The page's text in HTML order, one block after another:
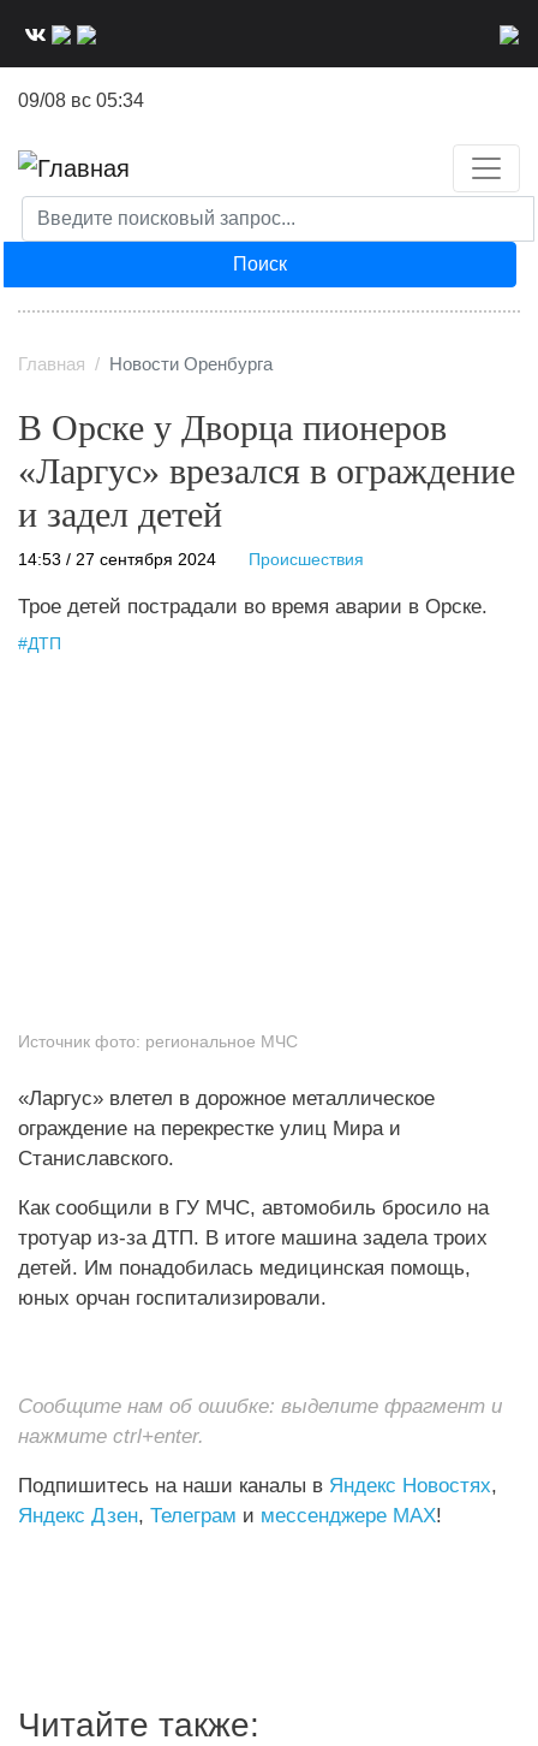
09/08 вс 05:34
Поиск
Главная Новости Оренбурга
В Орске у Дворца пионеров
«Ларгус» врезался в ограждение
и задел детей
14:53 / 27 сентября 2024 Происшествия
Трое детей пострадали во время аварии в Орске.
#ДТП
Источник фото: региональное МЧС
«Ларгус» влетел в дорожное металлическое
ограждение на перекрестке улиц Мира и
Станиславского.
Как сообщили в ГУ МЧС, автомобиль бросило на
тротуар из-за ДТП. В итоге машина задела троих
детей. Им понадобилась медицинская помощь,
юных орчан госпитализировали.
Сообщите нам об ошибке: выделите фрагмент и
нажмите ctrl+enter.
Подпишитесь на наши каналы в Яндекс Новостях,
Яндекс Дзен, Телеграм и мессенджере MAX!
Читайте также: